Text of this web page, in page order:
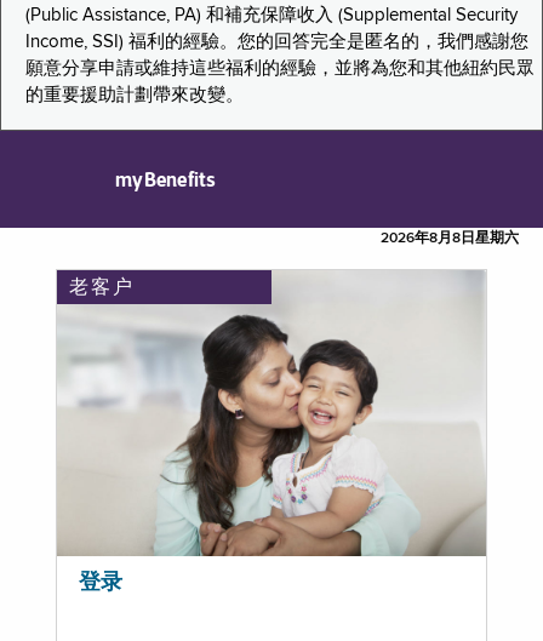
(Public Assistance, PA) 和補充保障收入 (Supplemental Security
Income, SSI) 福利的經驗。您的回答完全是匿名的，我們感謝您
願意分享申請或維持這些福利的經驗，並將為您和其他紐約民眾
的重要援助計劃帶來改變。
myBenefits
2026年8月8日星期六
老客户
登录